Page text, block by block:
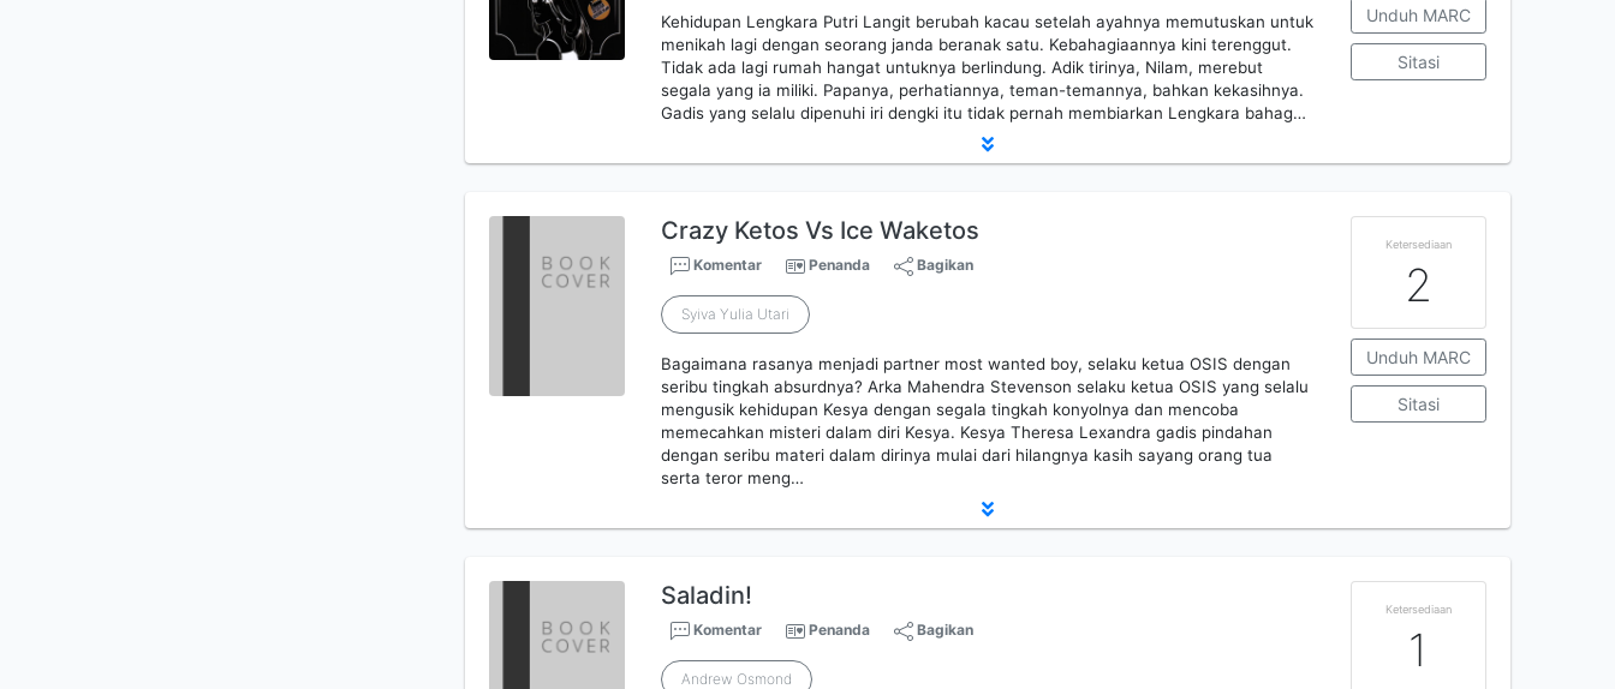
Kehidupan Lengkara Putri Langit berubah kacau setelah ayahnya memutuskan untuk
menikah lagi dengan seorang janda beranak satu. Kebahagiaannya kini terenggut.
Tidak ada lagi rumah hangat untuknya berlindung. Adik tirinya, Nilam, merebut
segala yang ia miliki. Papanya, perhatiannya, teman-temannya, bahkan kekasihnya.
Gadis yang selalu dipenuhi iri dengki itu tidak pernah membiarkan Lengkara bahag…
Unduh MARC
Sitasi
Crazy Ketos Vs Ice Waketos
Komentar Penanda Bagikan
Syiva Yulia Utari
Bagaimana rasanya menjadi partner most wanted boy, selaku ketua OSIS dengan
seribu tingkah absurdnya? Arka Mahendra Stevenson selaku ketua OSIS yang selalu
mengusik kehidupan Kesya dengan segala tingkah konyolnya dan mencoba
memecahkan misteri dalam diri Kesya. Kesya Theresa Lexandra gadis pindahan
dengan seribu materi dalam dirinya mulai dari hilangnya kasih sayang orang tua
serta teror meng…
Ketersediaan
2
Unduh MARC
Sitasi
Saladin!
Komentar Penanda Bagikan
Andrew Osmond
Ketersediaan
1